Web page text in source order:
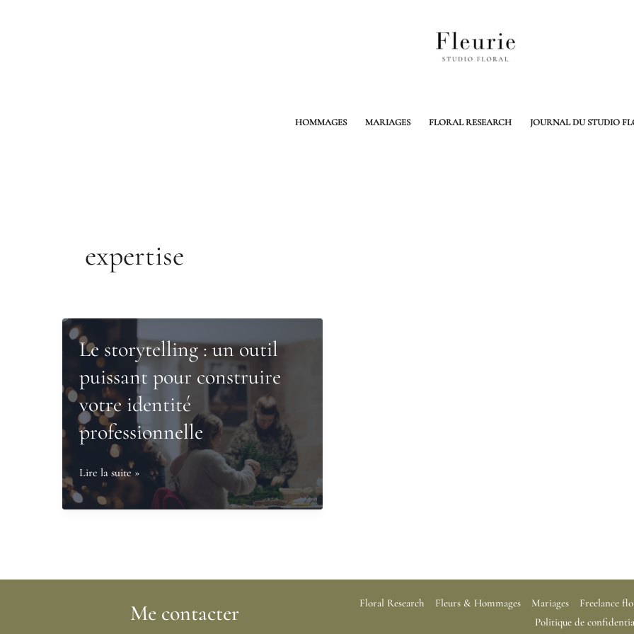
HOMMAGES MARIAGES FLORAL RESEARCH JOURNAL DU STUDIO
expertise
Le storytelling : un outil
puissant pour construire
votre identité
professionnelle
Le
storytelling
:
Lire la suite »
Me contacter Floral Research Fleurs & Hommages Mariages Freelance
Politique de